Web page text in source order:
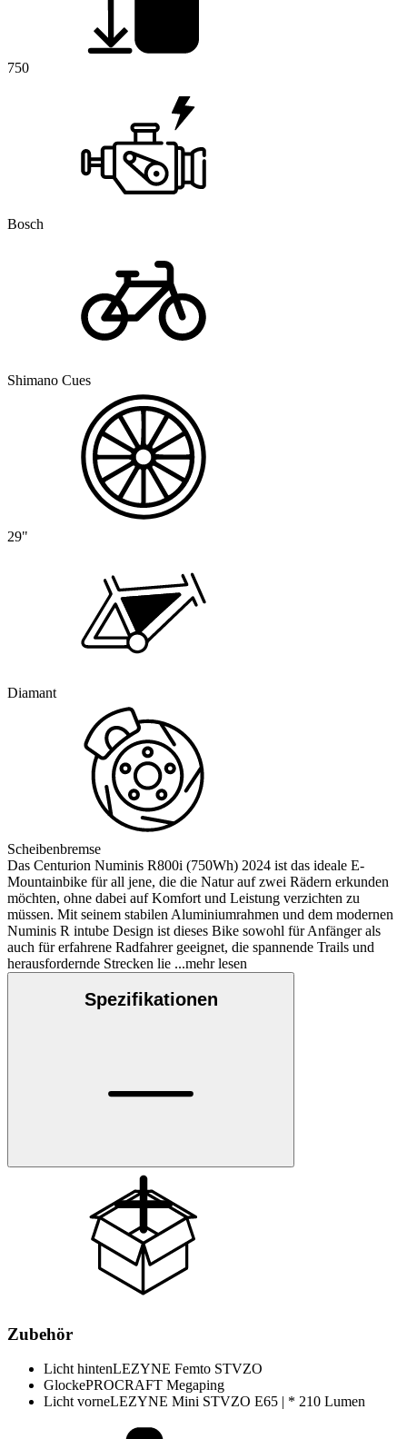
750
Bosch
Shimano Cues
29"
Diamant
Scheibenbremse
Das Centurion Numinis R800i (750Wh) 2024 ist das ideale E-
Mountainbike für all jene, die die Natur auf zwei Rädern erkunden
möchten, ohne dabei auf Komfort und Leistung verzichten zu
müssen. Mit seinem stabilen Aluminiumrahmen und dem modernen
Numinis R intube Design ist dieses Bike sowohl für Anfänger als
auch für erfahrene Radfahrer geeignet, die spannende Trails und
herausfordernde Strecken lie ...mehr lesen
Spezifikationen
Zubehör
Licht hintenLEZYNE Femto STVZO
GlockePROCRAFT Megaping
Licht vorneLEZYNE Mini STVZO E65 | * 210 Lumen